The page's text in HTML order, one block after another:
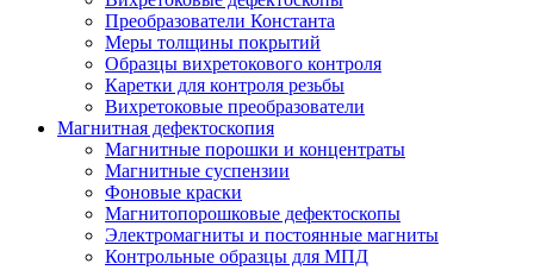
Преобразователи Константа
Меры толщины покрытий
Образцы вихретокового контроля
Каретки для контроля резьбы
Вихретоковые преобразователи
Магнитная дефектоскопия
Магнитные порошки и концентраты
Магнитные суспензии
Фоновые краски
Магнитопорошковые дефектоскопы
Электромагниты и постоянные магниты
Контрольные образцы для МПД